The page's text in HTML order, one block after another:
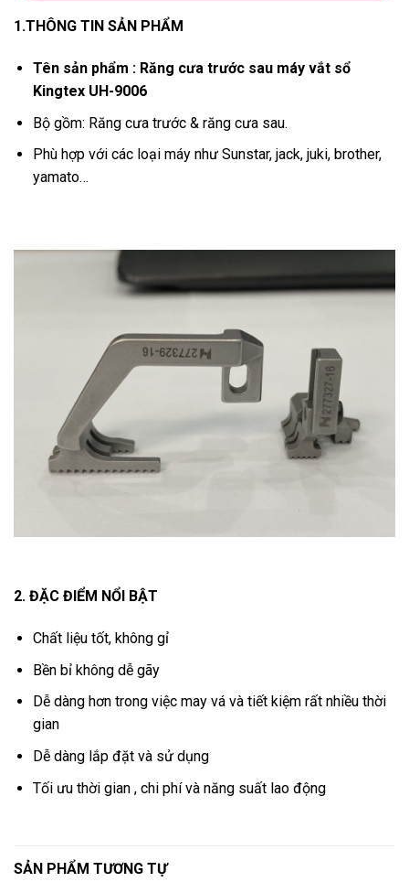
1.THÔNG TIN SẢN PHẨM
Tên sản phẩm : Răng cưa trước sau máy vắt sổ
Kingtex UH-9006
Bộ gồm: Răng cưa trước & răng cưa sau.
Phù hợp với các loại máy như Sunstar, jack, juki, brother,
yamato…
2. ĐẶC ĐIỂM NỔI BẬT
Chất liệu tốt, không gỉ
Bền bỉ không dễ gãy
Dễ dàng hơn trong việc may vá và tiết kiệm rất nhiều thời
gian
Dễ dàng lắp đặt và sử dụng
Tối ưu thời gian , chi phí và năng suất lao động
SẢN PHẨM TƯƠNG TỰ